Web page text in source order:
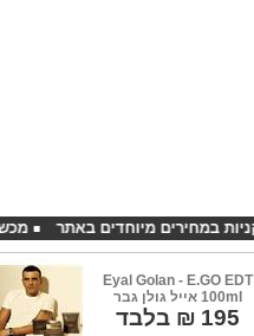
מכשיר
Eyal Golan - E.GO EDT
100ml אייל גולן גבר
195 ₪ בלבד